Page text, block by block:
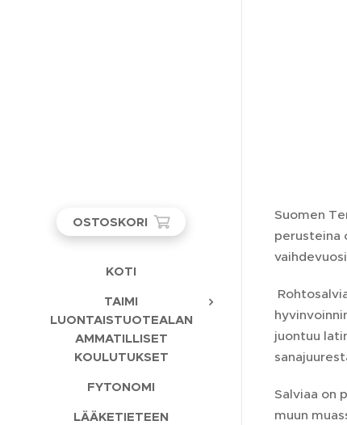
OSTOSKORI
KOTI
TAIMI
LUONTAISTUOTEALAN
AMMATILLISET
KOULUTUKSET
FYTONOMI
LÄÄKETIETEEN
Suomen
perusteina
juontuu
Salviaa on
muun